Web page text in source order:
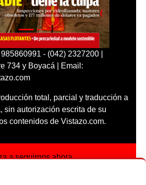
- (042) 2327200 |
734 y Boyacá | Email:
total, parcial y traducción a
sin autorización escrita de su
contenidos de Vistazo.com.
a seguirnos ahora